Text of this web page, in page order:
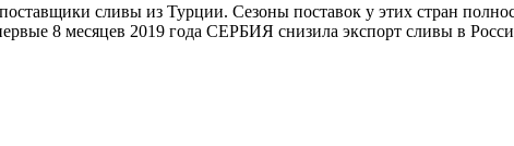
сливы из Турции. Сезоны поставок у этих стран
8 месяцев 2019 года СЕРБИЯ снизила экспорт сливы в